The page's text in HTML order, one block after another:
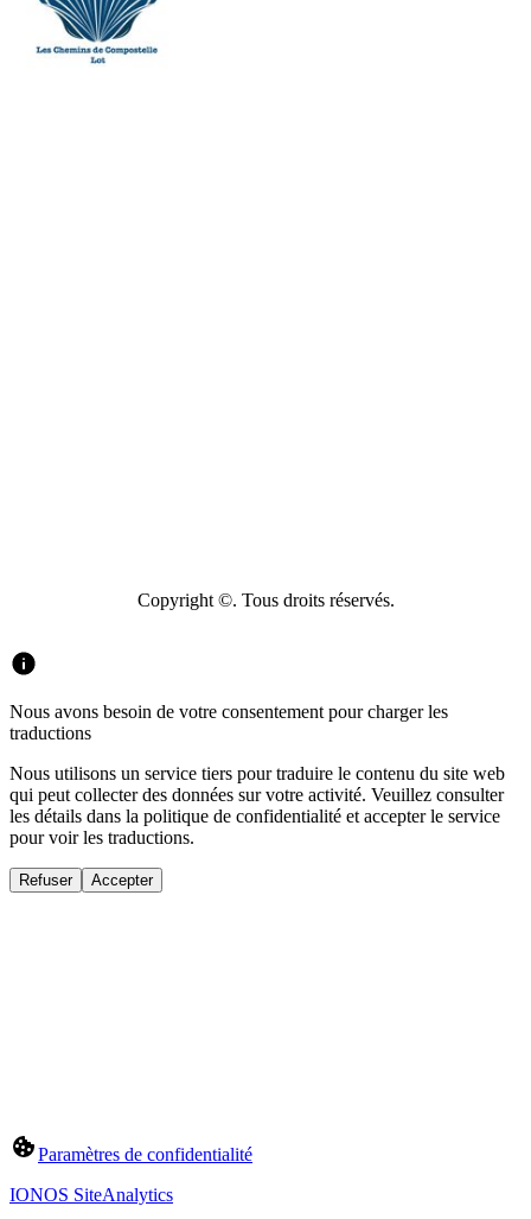
Copyright ©. Tous droits réservés.
Nous avons besoin de votre consentement pour charger les
traductions
Nous utilisons un service tiers pour traduire le contenu du site web
qui peut collecter des données sur votre activité. Veuillez consulter
les détails dans la politique de confidentialité et accepter le service
pour voir les traductions.
Refuser Accepter
Paramètres de confidentialité
IONOS SiteAnalytics